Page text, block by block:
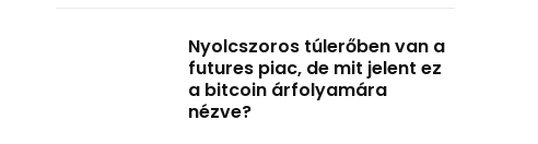
Nyolcszoros túlerőben van a
futures piac, de mit jelent ez
a bitcoin árfolyamára
nézve?